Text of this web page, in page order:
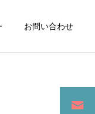
お問い合わせ